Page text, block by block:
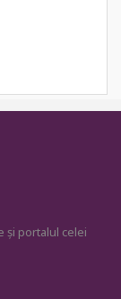
și portalul celei